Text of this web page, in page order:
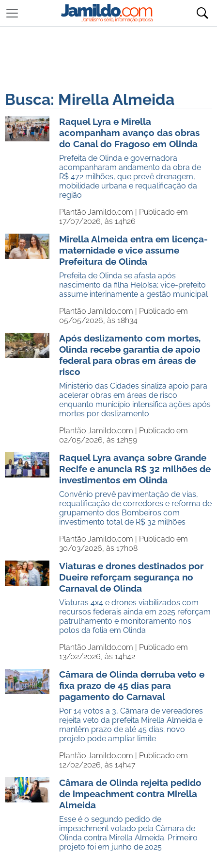
Busca: Mirella Almeida
Raquel Lyra e Mirella
acompanham avanço das obras
do Canal do Fragoso em Olinda
Prefeita de Olinda e governadora
acompanharam andamento da obra de
R$ 472 milhões, que prevê drenagem,
mobilidade urbana e requalificação da
região
Plantão Jamildo.com | Publicado em
17/07/2026, às 14h26
Mirella Almeida entra em licença-
maternidade e vice assume
Prefeitura de Olinda
Prefeita de Olinda se afasta após
nascimento da filha Heloísa; vice-prefeito
assume interinamente a gestão municipal
Plantão Jamildo.com | Publicado em
05/05/2026, às 18h34
Após deslizamento com mortes,
Olinda recebe garantia de apoio
federal para obras em áreas de
risco
Ministério das Cidades sinaliza apoio para
acelerar obras em áreas de risco
enquanto município intensifica ações após
mortes por deslizamento
Plantão Jamildo.com | Publicado em
02/05/2026, às 12h59
Raquel Lyra avança sobre Grande
Recife e anuncia R$ 32 milhões de
investimentos em Olinda
Convênio prevê pavimentação de vias,
requalificação de corredores e reforma de
grupamento dos Bombeiros com
investimento total de R$ 32 milhões
Plantão Jamildo.com | Publicado em
30/03/2026, às 17h08
Viaturas e drones destinados por
Dueire reforçam segurança no
Carnaval de Olinda
Viaturas 4x4 e drones viabilizados com
recursos federais ainda em 2025 reforçam
patrulhamento e monitoramento nos
polos da folia em Olinda
Plantão Jamildo.com | Publicado em
13/02/2026, às 14h42
Câmara de Olinda derruba veto e
fixa prazo de 45 dias para
pagamento do Carnaval
Por 14 votos a 3, Câmara de vereadores
rejeita veto da prefeita Mirella Almeida e
mantêm prazo de até 45 dias; novo
projeto pode ampliar limite
Plantão Jamildo.com | Publicado em
12/02/2026, às 14h47
Câmara de Olinda rejeita pedido
de impeachment contra Mirella
Almeida
Esse é o segundo pedido de
impeachment votado pela Câmara de
Olinda contra Mirella Almeida. Primeiro
projeto foi em junho de 2025